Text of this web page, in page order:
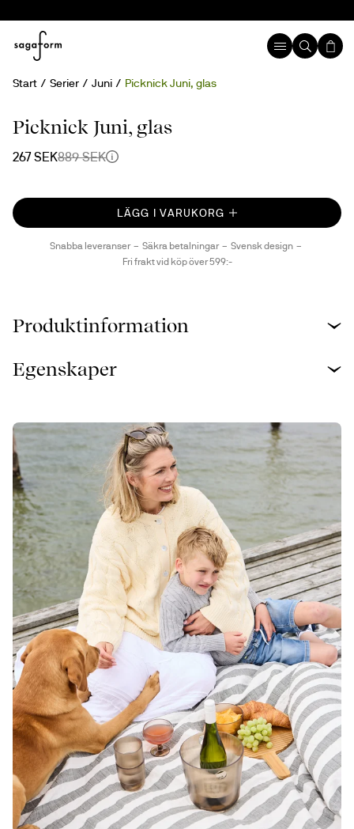
Start Serier Juni Picknick Juni, glas
70%
Picknick Juni, glas
267 SEK889 SEK
LÄGG I VARUKORG
Snabba leveranser Säkra betalningar
Svensk design
Fri frakt vid köp över 599:-
Produktinformation
Egenskaper